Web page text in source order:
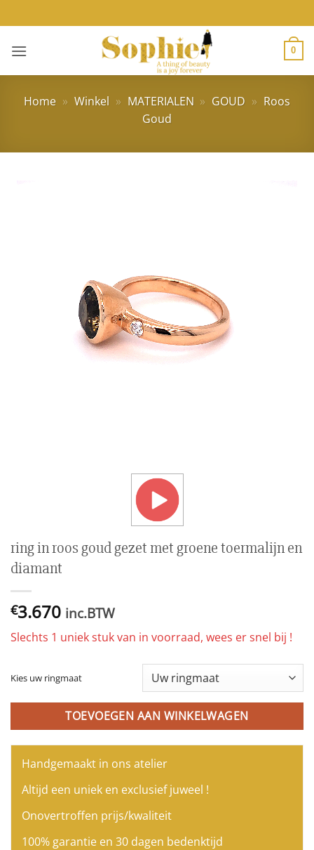
naar
inhoud
0
Home » Winkel » MATERIALEN » GOUD » Roos
Goud
ring in roos goud gezet met groene toermalijn en
diamant
€3.670 inc.BTW
Slechts 1 uniek stuk van in voorraad, wees er snel bij !
Kies uw ringmaat
TOEVOEGEN AAN WINKELWAGEN
Handgemaakt in ons atelier
Altijd een uniek en exclusief juweel !
Onovertroffen prijs/kwaliteit
100% garantie en 30 dagen bedenktijd